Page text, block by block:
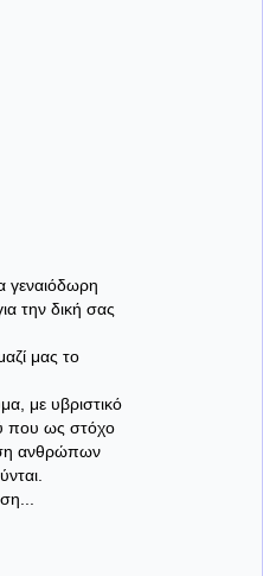
γεναιόδωρη
την δική σας
μας το
με υβριστικό
που ως στόχο
ανθρώπων